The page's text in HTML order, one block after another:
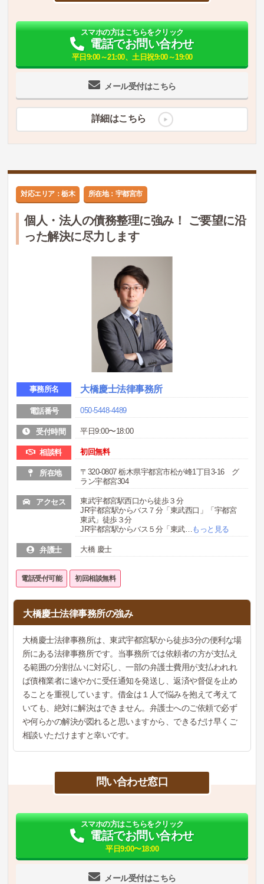
メール受付はこちら
スマホの方はこちらをクリック
電話でお問い合わせ
平日9:00～21:00、土日祝9:00～19:00
詳細はこちら
対応エリア：栃木 所在地：宇都宮市
個人・法人の債務整理に強み！ ご要望に沿
った解決に尽力します
事務所名 大橋慶士法律事務所
電話番号 050-5448-4489
受付時間 平日9:00〜18:00
相談料 初回無料
所在地
〒320-0807 栃木県宇都宮市松が峰1丁目3-16 グ
ラン宇都宮304
アクセス
東武宇都宮駅西口から徒歩３分
JR宇都宮駅からバス７分「東武西口」「宇都宮
東武」徒歩３分
JR宇都宮駅からバス５分「東武…もっと見る
弁護士 大橋 慶士
電話受付可能 初回相談無料
大橋慶士法律事務所の強み
大橋慶士法律事務所は、東武宇都宮駅から徒歩3分の便利な場
所にある法律事務所です。当事務所では依頼者の方が支払え
る範囲の分割払いに対応し、一部の弁護士費用が支払われれ
ば債権業者に速やかに受任通知を発送し、返済や督促を止め
ることを重視しています。借金は１人で悩みを抱えて考えて
いても、絶対に解決はできません。弁護士へのご依頼で必ず
や何らかの解決が図れると思いますから、できるだけ早くご
相談いただけますと幸いです。
問い合わせ窓口
メール受付はこちら
スマホの方はこちらをクリック
電話でお問い合わせ
平日9:00〜18:00